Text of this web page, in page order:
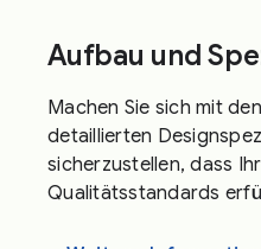
Aufbau und
Machen Sie sich mit
detaillierten
sicherzustellen, dass
Qualitätsstandards